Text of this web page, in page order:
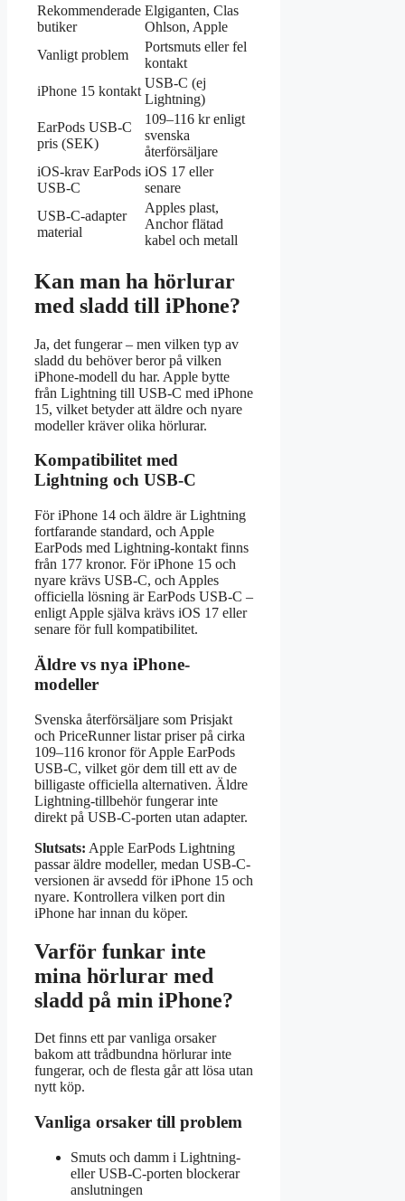
Rekommenderade
butiker
Elgiganten, Clas
Ohlson, Apple
Vanligt problem
Portsmuts eller fel
kontakt
iPhone 15 kontakt
USB-C (ej
Lightning)
EarPods USB-C
pris (SEK)
109–116 kr enligt
svenska
återförsäljare
iOS-krav EarPods
USB-C
iOS 17 eller
senare
USB-C-adapter
material
Apples plast,
Anchor flätad
kabel och metall
Kan man ha hörlurar
med sladd till iPhone?
Ja, det fungerar – men vilken typ av
sladd du behöver beror på vilken
iPhone-modell du har. Apple bytte
från Lightning till USB-C med iPhone
15, vilket betyder att äldre och nyare
modeller kräver olika hörlurar.
Kompatibilitet med
Lightning och USB-C
För iPhone 14 och äldre är Lightning
fortfarande standard, och Apple
EarPods med Lightning-kontakt finns
från 177 kronor. För iPhone 15 och
nyare krävs USB-C, och Apples
officiella lösning är EarPods USB-C –
enligt Apple själva krävs iOS 17 eller
senare för full kompatibilitet.
Äldre vs nya iPhone-
modeller
Svenska återförsäljare som Prisjakt
och PriceRunner listar priser på cirka
109–116 kronor för Apple EarPods
USB-C, vilket gör dem till ett av de
billigaste officiella alternativen. Äldre
Lightning-tillbehör fungerar inte
direkt på USB-C-porten utan adapter.
Slutsats: Apple EarPods Lightning
passar äldre modeller, medan USB-C-
versionen är avsedd för iPhone 15 och
nyare. Kontrollera vilken port din
iPhone har innan du köper.
Varför funkar inte
mina hörlurar med
sladd på min iPhone?
Det finns ett par vanliga orsaker
bakom att trådbundna hörlurar inte
fungerar, och de flesta går att lösa utan
nytt köp.
Vanliga orsaker till problem
Smuts och damm i Lightning-
eller USB-C-porten blockerar
anslutningen